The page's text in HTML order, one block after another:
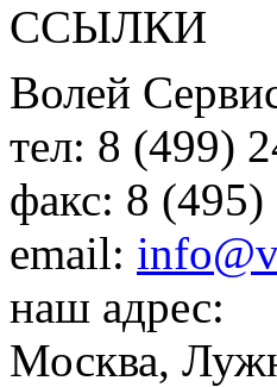
ССЫЛКИ
Волей
тел: 8 (499)
факс: 8 (495)
email:
наш адрес:
Москва,